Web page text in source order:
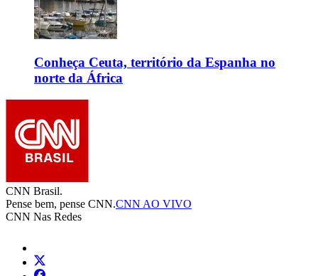
Conheça Ceuta, território da Espanha no
norte da África
CNN Brasil.
Pense bem, pense CNN.CNN AO VIVO
CNN Nas Redes